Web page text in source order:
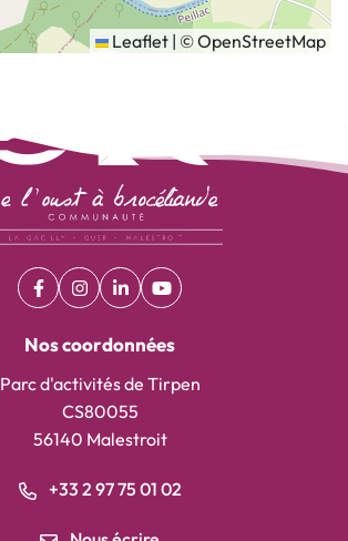
Leaflet | ©OpenStreetMap
Facebook
(ouverture dans un nouvel onglet)
Instagram
(ouverture dans un nouvel onglet)
Linkedin
(ouverture dans un nouvel
YouTube
(ouverture dans un
Nos coordonnées
Parc d'activités de Tirpen
CS80055
56140 Malestroit
+33 2 97 75 01 02